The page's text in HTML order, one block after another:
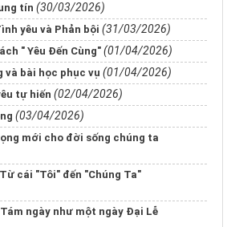
tín (30/03/2026)
yêu và Phản bội (31/03/2026)
" Yêu Đến Cùng" (01/04/2026)
và bài học phục vụ (01/04/2026)
tự hiến (02/04/2026)
(03/04/2026)
mới cho đời sống chúng ta
cái "Tôi" đến "Chúng Ta"
ngày như một ngày Đại Lễ